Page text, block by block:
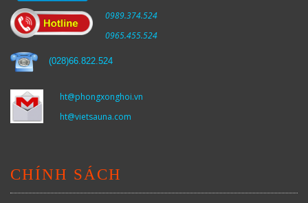
0989.374.524
0965.455.524
(028)66.822.524
ht@phongxonghoi.vn
ht@vietsauna.com
CHÍNH SÁCH